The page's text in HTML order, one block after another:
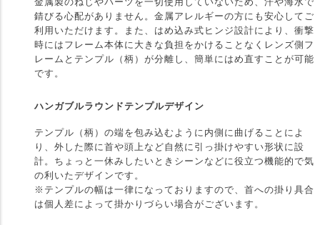
錆びる心配がありません。金属アレルギーの方にも安心してご
利用いただけます。また、はめ込み式ヒンジ設計により、衝撃
時にはフレーム本体に大きな負担をかけることなくレンズ側フ
レームとテンプル（柄）が分離し、簡単にはめ直すことが可能
です。
ハンガブルラウンドテンプルデザイン
テンプル（柄）の端を包み込むように内側に曲げることによ
り、外した際に首や頭上など自然に引っ掛けやすい形状に設
計。ちょっと一休みしたいときシーンなどに役立つ機能的で気
の利いたデザインです。
※テンプルの幅は一律になっておりますので、首への掛り具合
は個人差によって掛かりづらい場合がございます。